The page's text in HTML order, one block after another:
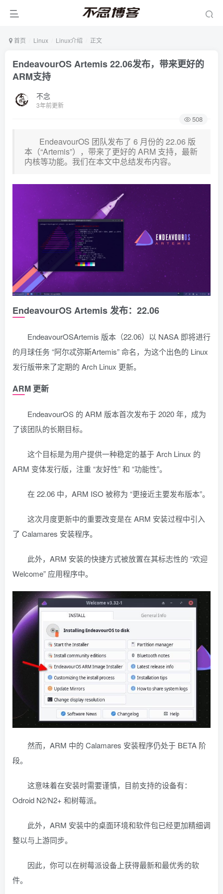
首页 Linux Linux介绍 正文
EndeavourOS Artemis 22.06发布，带来更好的
ARM支持
不念
3年前更新
508
EndeavourOS 团队发布了 6 月份的 22.06 版
本（“Artemis”），带来了更好的 ARM 支持，最新
内核等功能。我们在本文中总结发布内容。
EndeavourOS Artemis 发布：22.06
EndeavourOSArtemis 版本（22.06）以 NASA 即将进行
的月球任务 “阿尔忒弥斯Artemis” 命名，为这个出色的 Linux
发行版带来了定期的 Arch Linux 更新。
ARM 更新
EndeavourOS 的 ARM 版本首次发布于 2020 年，成为
了该团队的长期目标。
这个目标是为用户提供一种稳定的基于 Arch Linux 的
ARM 变体发行版，注重 “友好性” 和 “功能性”。
在 22.06 中，ARM ISO 被称为 “更接近主要发布版本”。
这次月度更新中的重要改变是在 ARM 安装过程中引入
了 Calamares 安装程序。
此外，ARM 安装的快捷方式被放置在其标志性的 “欢迎
Welcome” 应用程序中。
然而，ARM 中的 Calamares 安装程序仍处于 BETA 阶
段。
这意味着在安装时需要谨慎，目前支持的设备有：
Odroid N2/N2+ 和树莓派。
此外，ARM 安装中的桌面环境和软件包已经更加精细调
整以与上游同步。
因此，你可以在树莓派设备上获得最新和最优秀的软
件。